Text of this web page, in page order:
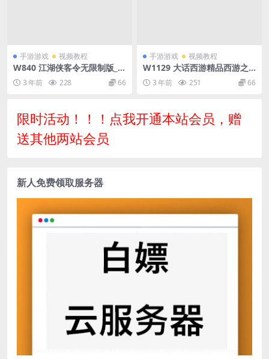
手游游戏 视频教程
W840 江湖侠客令无限制版_金
庸武侠角色扮演类卡牌回合手
游典藏版_win服务端源码_视
3 年前 228 66
手游游戏 视频教程
W1129 大话西游精品西游之
扶摇锦鲤三转_经典3D角色扮
演类大话回合手游_Win服务端
3 年前 251 66
限时活动！！！点我开通本站会员，赠
送其他两站会员
新人免费领取服务器